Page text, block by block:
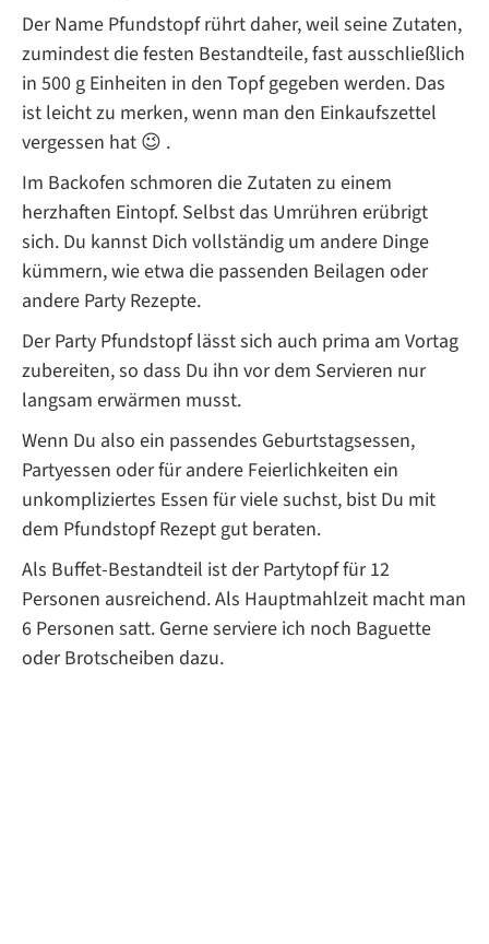
Der Name Pfundstopf rührt daher, weil seine Zutaten,
zumindest die festen Bestandteile, fast ausschließlich
in 500 g Einheiten in den Topf gegeben werden. Das
ist leicht zu merken, wenn man den Einkaufszettel
vergessen hat 😉 .
Im Backofen schmoren die Zutaten zu einem
herzhaften Eintopf. Selbst das Umrühren erübrigt
sich. Du kannst Dich vollständig um andere Dinge
kümmern, wie etwa die passenden Beilagen oder
andere Party Rezepte.
Der Party Pfundstopf lässt sich auch prima am Vortag
zubereiten, so dass Du ihn vor dem Servieren nur
langsam erwärmen musst.
Wenn Du also ein passendes Geburtstagsessen,
Partyessen oder für andere Feierlichkeiten ein
unkompliziertes Essen für viele suchst, bist Du mit
dem Pfundstopf Rezept gut beraten.
Als Buffet-Bestandteil ist der Partytopf für 12
Personen ausreichend. Als Hauptmahlzeit macht man
6 Personen satt. Gerne serviere ich noch Baguette
oder Brotscheiben dazu.